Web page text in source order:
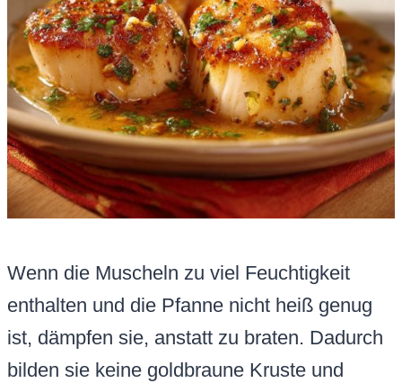
Wenn die Muscheln zu viel Feuchtigkeit
enthalten und die Pfanne nicht heiß genug
ist, dämpfen sie, anstatt zu braten. Dadurch
bilden sie keine goldbraune Kruste und